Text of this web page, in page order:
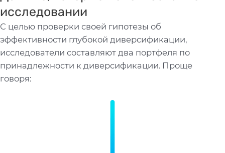
исследовании
С целью проверки своей гипотезы об
эффективности глубокой диверсификации,
исследователи составляют два портфеля по
принадлежности к диверсификации. Проще
говоря: